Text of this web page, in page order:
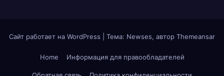
Сайт работает на WordPress Тема: Newses, автор Themeansar
Home Информация для правообладателей